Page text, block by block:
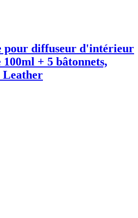
pour diffuseur d'intérieur
+ 5 bâtonnets,
Leather